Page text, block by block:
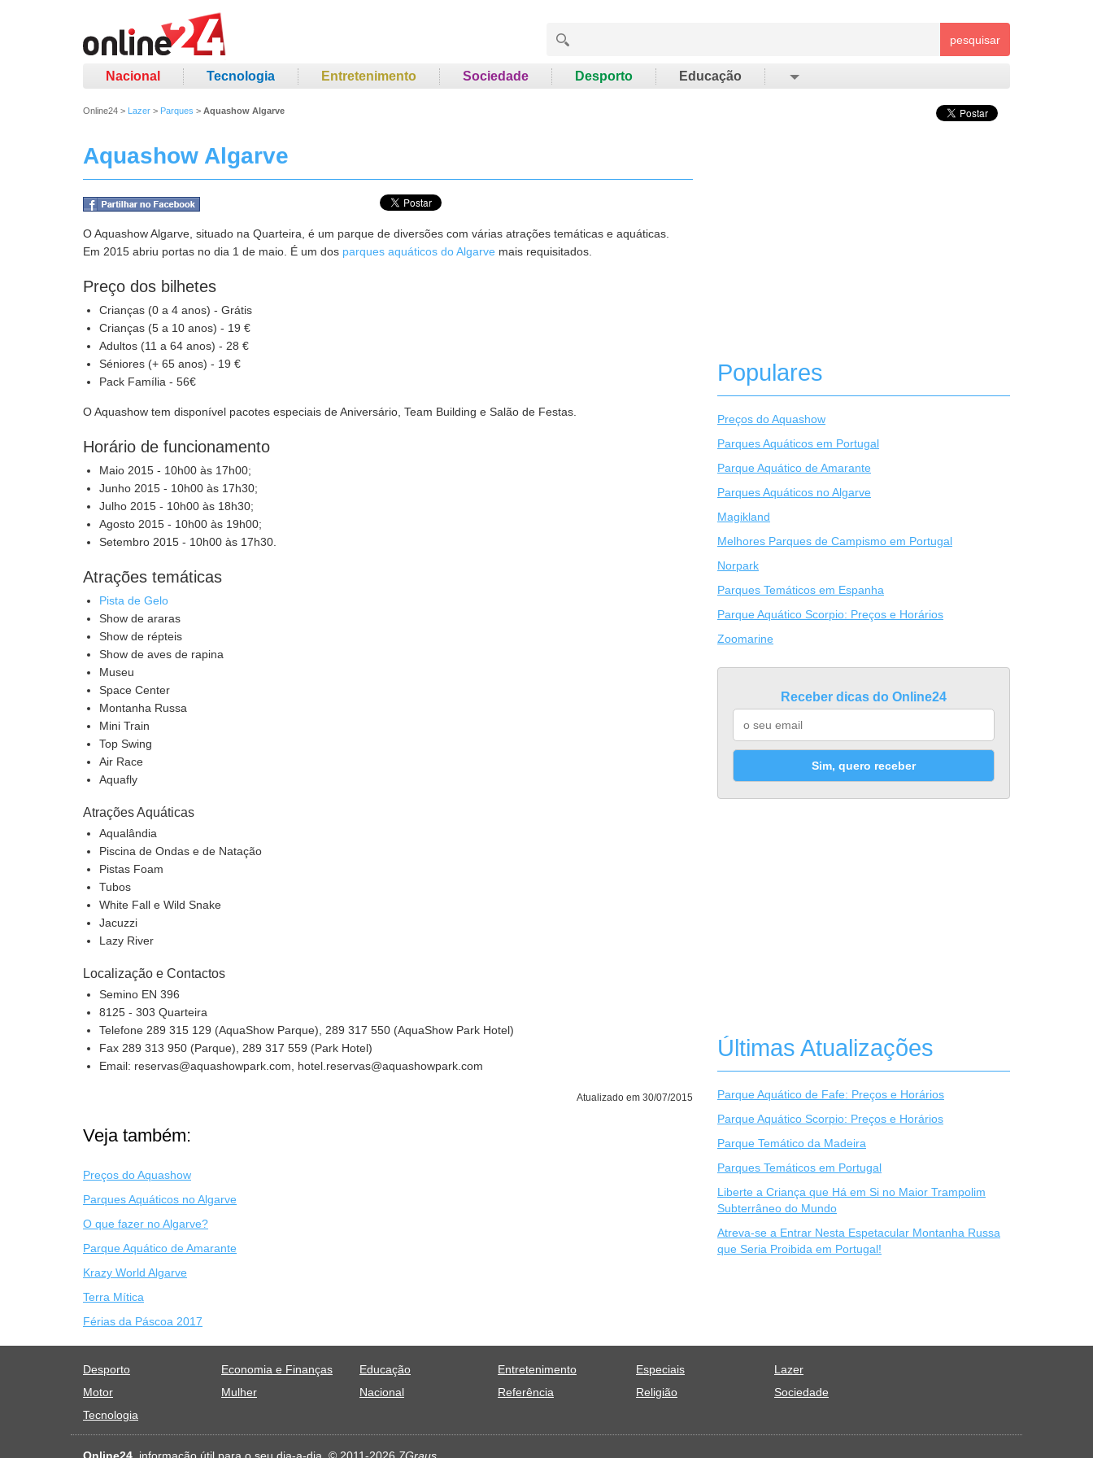
pesquisar
Nacional Tecnologia Entretenimento Sociedade Desporto Educação
Online24 > Lazer > Parques > Aquashow Algarve
Aquashow Algarve
O Aquashow Algarve, situado na Quarteira, é um parque de diversões com várias atrações temáticas e aquáticas.
Em 2015 abriu portas no dia 1 de maio. É um dos parques aquáticos do Algarve mais requisitados.
Preço dos bilhetes
Crianças (0 a 4 anos) - Grátis
Crianças (5 a 10 anos) - 19 €
Adultos (11 a 64 anos) - 28 €
Séniores (+ 65 anos) - 19 €
Pack Família - 56€
O Aquashow tem disponível pacotes especiais de Aniversário, Team Building e Salão de Festas.
Horário de funcionamento
Maio 2015 - 10h00 às 17h00;
Junho 2015 - 10h00 às 17h30;
Julho 2015 - 10h00 às 18h30;
Agosto 2015 - 10h00 às 19h00;
Setembro 2015 - 10h00 às 17h30.
Atrações temáticas
Pista de Gelo
Show de araras
Show de répteis
Show de aves de rapina
Museu
Space Center
Montanha Russa
Mini Train
Top Swing
Air Race
Aquafly
Atrações Aquáticas
Aqualândia
Piscina de Ondas e de Natação
Pistas Foam
Tubos
White Fall e Wild Snake
Jacuzzi
Lazy River
Localização e Contactos
Semino EN 396
8125 - 303 Quarteira
Telefone 289 315 129 (AquaShow Parque), 289 317 550 (AquaShow Park Hotel)
Fax 289 313 950 (Parque), 289 317 559 (Park Hotel)
Email: reservas@aquashowpark.com, hotel.reservas@aquashowpark.com
Atualizado em 30/07/2015
Veja também:
Preços do Aquashow
Parques Aquáticos no Algarve
O que fazer no Algarve?
Parque Aquático de Amarante
Krazy World Algarve
Terra Mítica
Férias da Páscoa 2017
Populares
Preços do Aquashow
Parques Aquáticos em Portugal
Parque Aquático de Amarante
Parques Aquáticos no Algarve
Magikland
Melhores Parques de Campismo em Portugal
Norpark
Parques Temáticos em Espanha
Parque Aquático Scorpio: Preços e Horários
Zoomarine
Receber dicas do Online24
Sim, quero receber
Últimas Atualizações
Parque Aquático de Fafe: Preços e Horários
Parque Aquático Scorpio: Preços e Horários
Parque Temático da Madeira
Parques Temáticos em Portugal
Liberte a Criança que Há em Si no Maior Trampolim
Subterrâneo do Mundo
Atreva-se a Entrar Nesta Espetacular Montanha Russa
que Seria Proibida em Portugal!
Desporto Economia e Finanças Educação Entretenimento Especiais
Lazer
Motor
Mulher Nacional Referência Religião
Sociedade
Tecnologia